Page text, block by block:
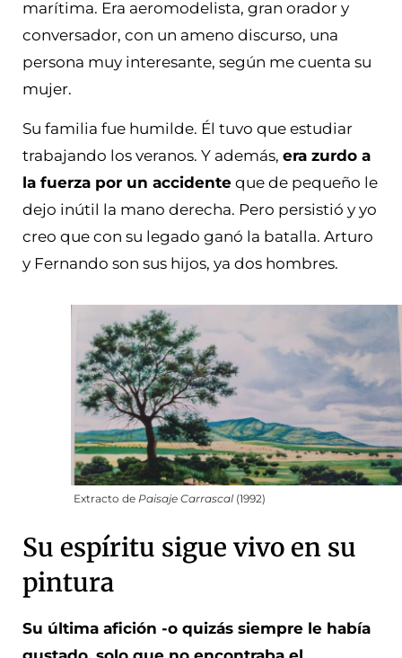
marítima. Era aeromodelista, gran orador y
conversador, con un ameno discurso, una
persona muy interesante, según me cuenta su
mujer.
Su familia fue humilde. Él tuvo que estudiar
trabajando los veranos. Y además, era zurdo a
la fuerza por un accidente que de pequeño le
dejo inútil la mano derecha. Pero persistió y yo
creo que con su legado ganó la batalla. Arturo
y Fernando son sus hijos, ya dos hombres.
Extracto de Paisaje Carrascal (1992)
Su espíritu sigue vivo en su
pintura
Su última afición -o quizás siempre le había